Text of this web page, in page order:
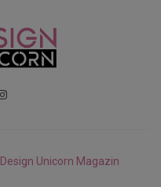
Design Unicorn Magazin